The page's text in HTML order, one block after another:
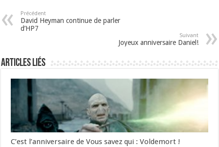
Précédent
David Heyman continue de parler
d’HP7
Suivant
Joyeux anniversaire Daniel!
Articles liés
C’est l’anniversaire de Vous savez qui : Voldemort !